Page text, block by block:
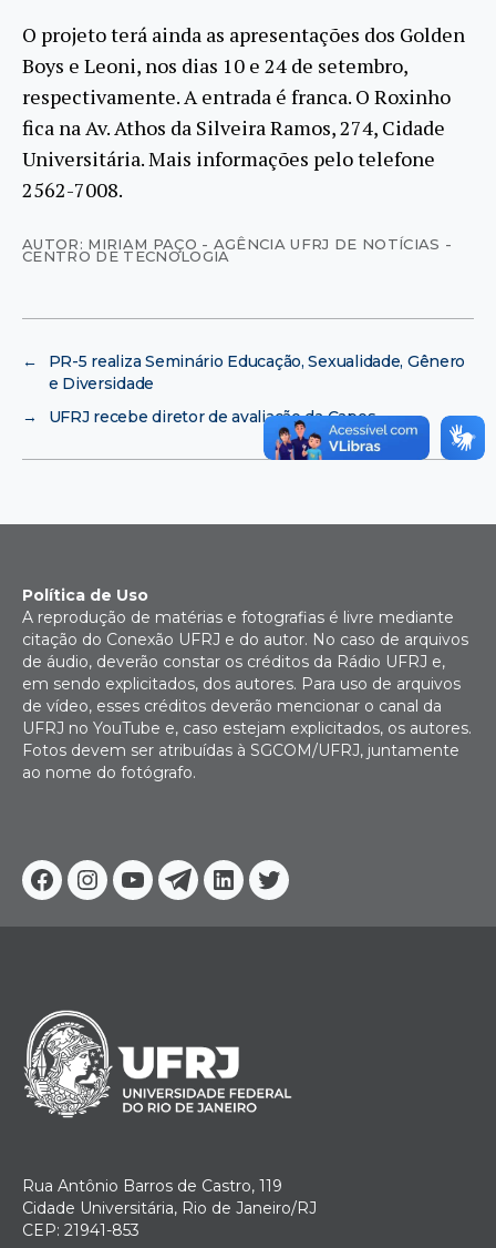
O projeto terá ainda as apresentações dos Golden
Boys e Leoni, nos dias 10 e 24 de setembro,
respectivamente. A entrada é franca. O Roxinho
fica na Av. Athos da Silveira Ramos, 274, Cidade
Universitária. Mais informações pelo telefone
2562-7008.
AUTOR: MIRIAM PAÇO - AGÊNCIA UFRJ DE NOTÍCIAS -
CENTRO DE TECNOLOGIA
←
PR-5 realiza Seminário Educação, Sexualidade, Gênero
e Diversidade
→
UFRJ recebe diretor de avaliação da Capes
Facebook
Instagram
YoutubeTelegram
Linkedin
Twitter
Política de Uso
A reprodução de matérias e fotografias é livre mediante
citação do Conexão UFRJ e do autor. No caso de arquivos
de áudio, deverão constar os créditos da Rádio UFRJ e,
em sendo explicitados, dos autores. Para uso de arquivos
de vídeo, esses créditos deverão mencionar o canal da
UFRJ no YouTube e, caso estejam explicitados, os autores.
Fotos devem ser atribuídas à SGCOM/UFRJ, juntamente
ao nome do fotógrafo.
Rua Antônio Barros de Castro, 119
Cidade Universitária, Rio de Janeiro/RJ
CEP: 21941-853